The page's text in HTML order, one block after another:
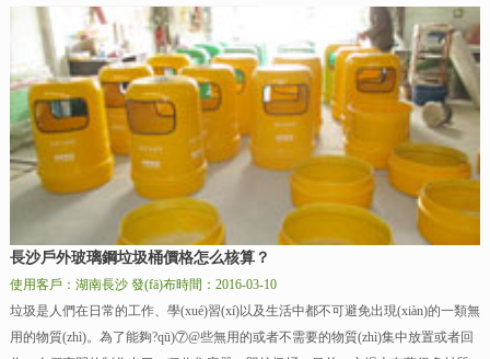
長沙戶外玻璃鋼垃圾桶價格怎么核算？
使用客戶：湖南長沙 發(fā)布時間：2016-03-10
垃圾是人們在日常的工作、學(xué)習(xí)以及生活中都不可避免出現(xiàn)的一類無
用的物質(zhì)。為了能夠?qū)⑦@些無用的或者不需要的物質(zhì)集中放置或者回